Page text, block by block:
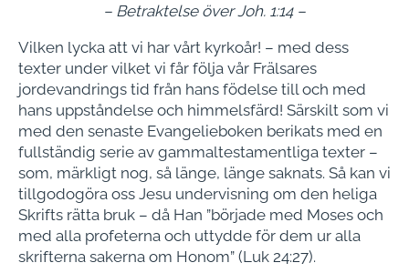
– Betraktelse över Joh. 1:14 –
Vilken lycka att vi har vårt kyrkoår! – med dess
texter under vilket vi får följa vår Frälsares
jordevandrings tid från hans födelse till och med
hans uppståndelse och himmelsfärd! Särskilt som vi
med den senaste Evangelieboken berikats med en
fullständig serie av gammaltestamentliga texter –
som, märkligt nog, så länge, länge saknats. Så kan vi
tillgodogöra oss Jesu undervisning om den heliga
Skrifts rätta bruk – då Han ”började med Moses och
med alla profeterna och uttydde för dem ur alla
skrifterna sakerna om Honom” (Luk 24:27).